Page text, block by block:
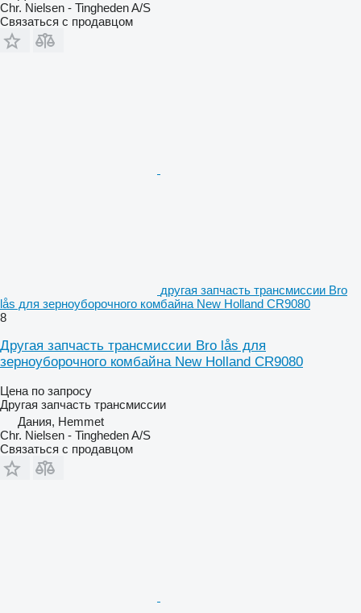
Chr. Nielsen - Tingheden A/S
Связаться с продавцом
другая запчасть трансмиссии Bro
lås для зерноуборочного комбайна New Holland CR9080
8
Другая запчасть трансмиссии Bro lås для
зерноуборочного комбайна New Holland CR9080
Цена по запросу
Другая запчасть трансмиссии
Дания, Hemmet
Chr. Nielsen - Tingheden A/S
Связаться с продавцом